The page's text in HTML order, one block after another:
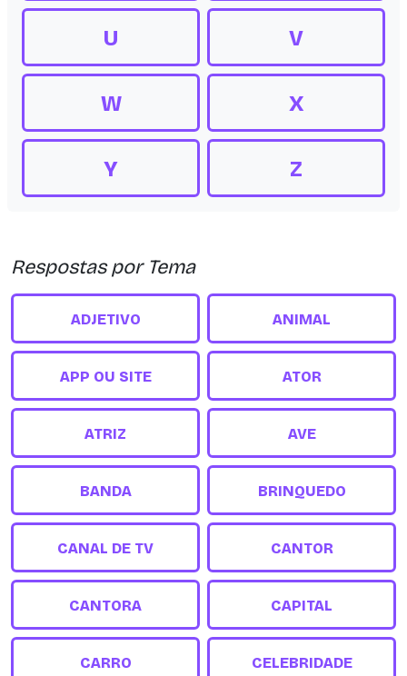
U V
W X
Y Z
Respostas por Tema
ADJETIVO ANIMAL
APP OU SITE ATOR
ATRIZ AVE
BANDA BRINQUEDO
CANAL DE TV CANTOR
CANTORA CAPITAL
CARRO CELEBRIDADE